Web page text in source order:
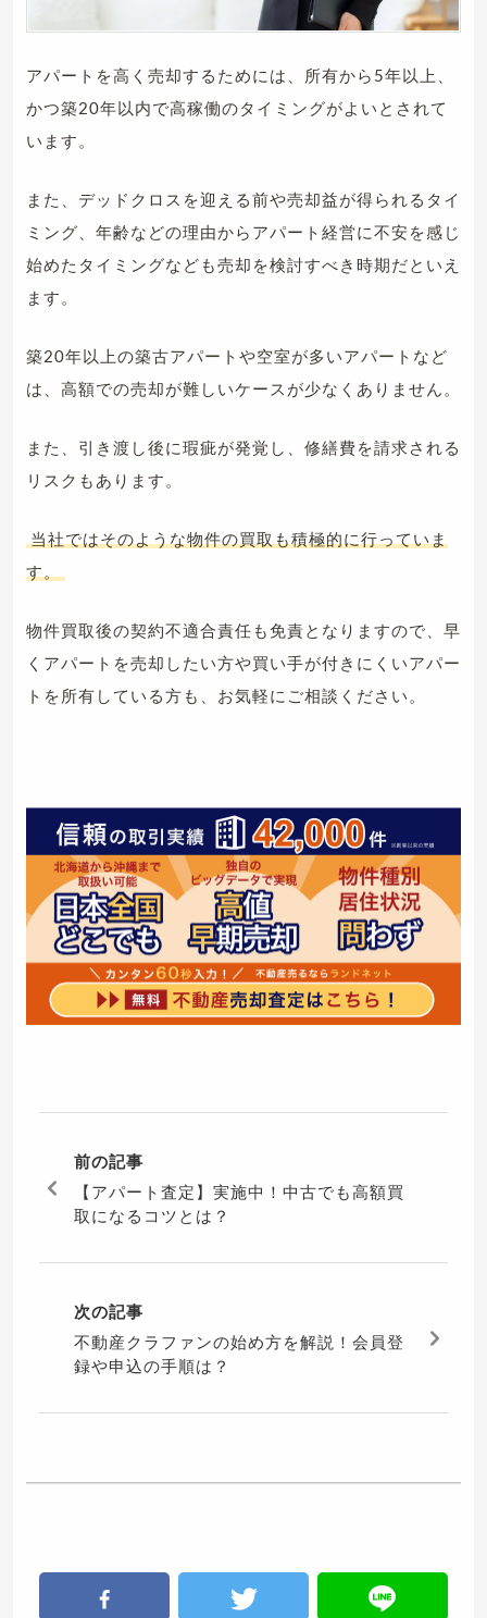
アパートを高く売却するためには、所有から5年以上、
かつ築20年以内で高稼働のタイミングがよいとされて
います。
また、デッドクロスを迎える前や売却益が得られるタイ
ミング、年齢などの理由からアパート経営に不安を感じ
始めたタイミングなども売却を検討すべき時期だといえ
ます。
築20年以上の築古アパートや空室が多いアパートなど
は、高額での売却が難しいケースが少なくありません。
また、引き渡し後に瑕疵が発覚し、修繕費を請求される
リスクもあります。
当社ではそのような物件の買取も積極的に行っていま
す。
物件買取後の契約不適合責任も免責となりますので、早
くアパートを売却したい方や買い手が付きにくいアパー
トを所有している方も、お気軽にご相談ください。
前の記事
【アパート査定】実施中！中古でも高額買
取になるコツとは？
次の記事
不動産クラファンの始め方を解説！会員登
録や申込の手順は？